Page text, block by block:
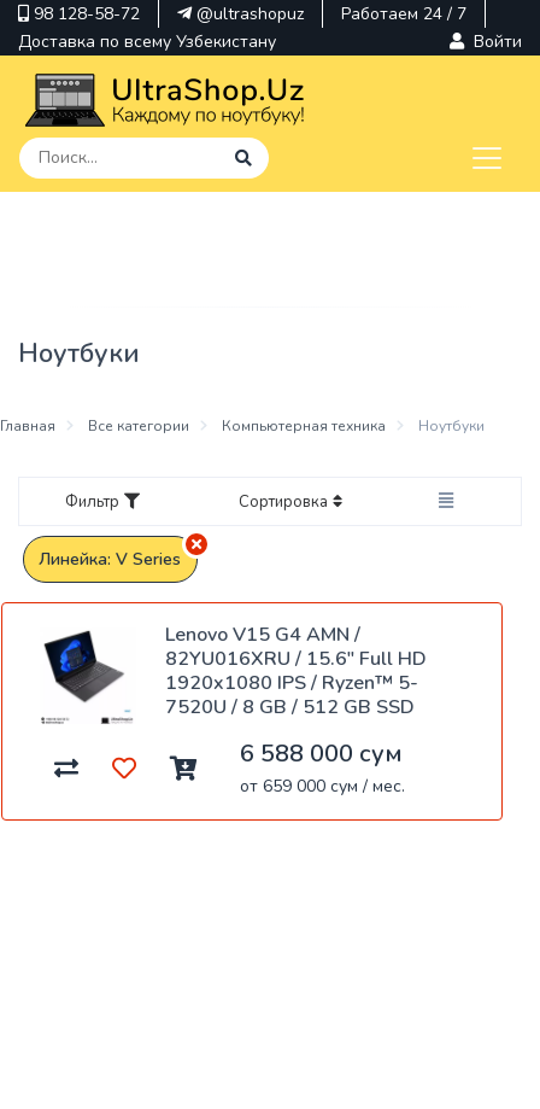
98 128-58-72 @ultrashopuz
Работаем 24 / 7
Доставка по всему Узбекистану
Войти
Hp
Ноутбуки
Главная Все категории Компьютерная техника Ноутбуки
Фильтр Сортировка
Линейка: V Series
Lenovo V15 G4 AMN /
82YU016XRU / 15.6" Full HD
1920x1080 IPS / Ryzen™ 5-
7520U / 8 GB / 512 GB SSD
6 588 000 сум
от 659 000 сум / мес.